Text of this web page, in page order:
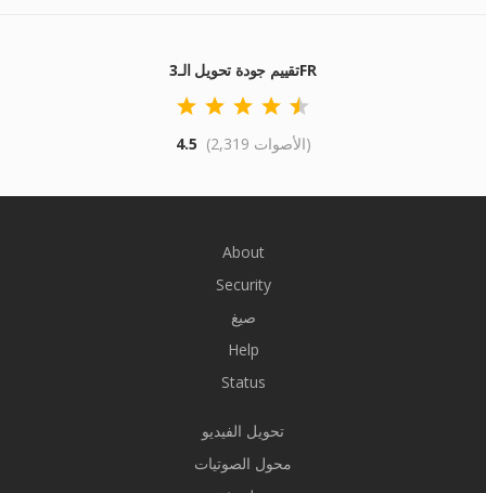
تقييم جودة تحويل الـ3FR
4.5 (2,319 الأصوات)
About
Security
صيغ
Help
Status
تحويل الفيديو
محول الصوتيات